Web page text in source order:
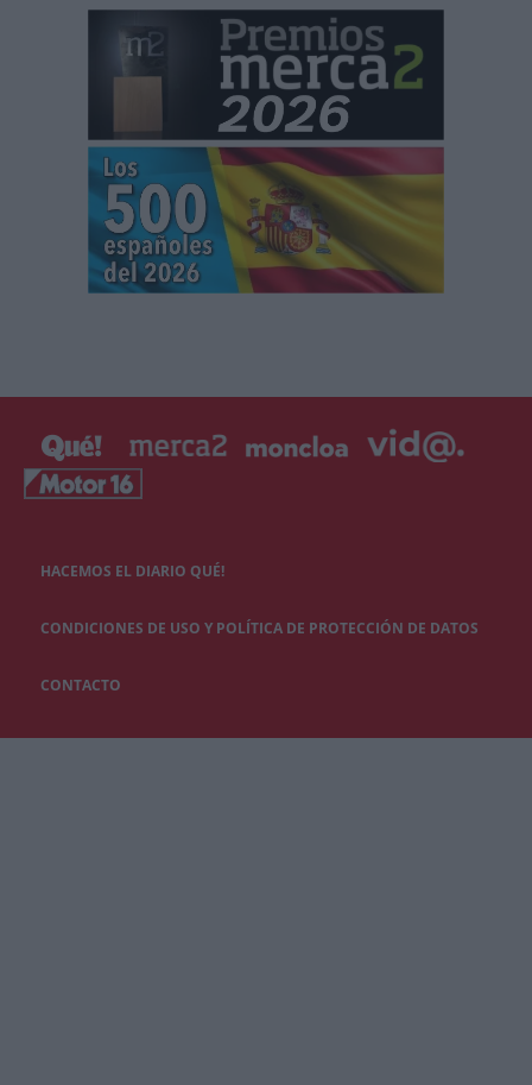
HACEMOS EL DIARIO QUÉ!
CONDICIONES DE USO Y POLÍTICA DE PROTECCIÓN DE DATOS
CONTACTO